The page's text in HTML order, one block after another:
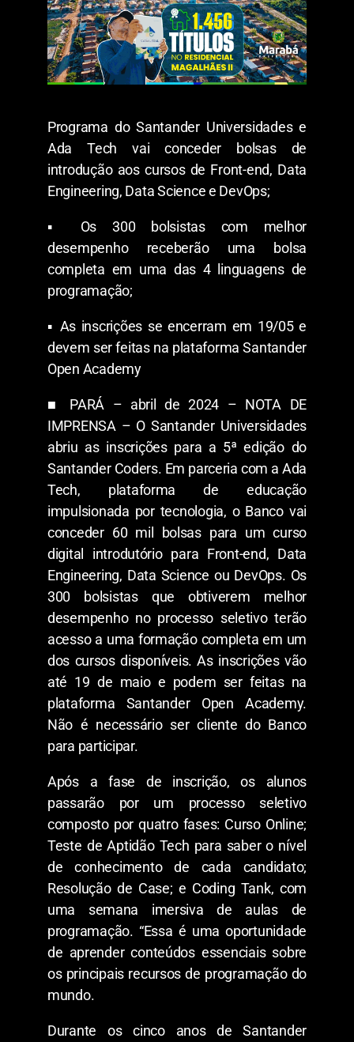
Programa do Santander Universidades e
Ada Tech vai conceder bolsas de
introdução aos cursos de Front-end, Data
Engineering, Data Science e DevOps;
▪︎ Os 300 bolsistas com melhor
desempenho receberão uma bolsa
completa em uma das 4 linguagens de
programação;
▪︎ As inscrições se encerram em 19/05 e
devem ser feitas na plataforma Santander
Open Academy
■ PARÁ – abril de 2024 – NOTA DE
IMPRENSA – O Santander Universidades
abriu as inscrições para a 5ª edição do
Santander Coders. Em parceria com a Ada
Tech, plataforma de educação
impulsionada por tecnologia, o Banco vai
conceder 60 mil bolsas para um curso
digital introdutório para Front-end, Data
Engineering, Data Science ou DevOps. Os
300 bolsistas que obtiverem melhor
desempenho no processo seletivo terão
acesso a uma formação completa em um
dos cursos disponíveis. As inscrições vão
até 19 de maio e podem ser feitas na
plataforma Santander Open Academy.
Não é necessário ser cliente do Banco
para participar.
Após a fase de inscrição, os alunos
passarão por um processo seletivo
composto por quatro fases: Curso Online;
Teste de Aptidão Tech para saber o nível
de conhecimento de cada candidato;
Resolução de Case; e Coding Tank, com
uma semana imersiva de aulas de
programação. “Essa é uma oportunidade
de aprender conteúdos essenciais sobre
os principais recursos de programação do
mundo.
Durante os cinco anos de Santander